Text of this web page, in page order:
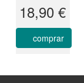
18,90 €
comprar